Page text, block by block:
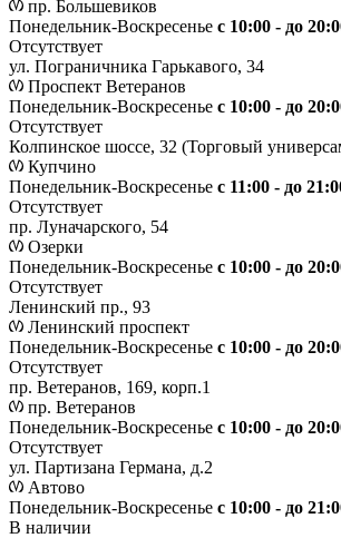
пр. Большевиков
Понедельник-Воскресенье с 10:00 - до
Отсутствует
ул. Пограничника Гарькавого, 34
Проспект Ветеранов
Понедельник-Воскресенье с 10:00 - до
Отсутствует
Колпинское шоссе, 32 (Торговый
Купчино
Понедельник-Воскресенье с 11:00 - до
Отсутствует
пр. Луначарского, 54
Озерки
Понедельник-Воскресенье с 10:00 - до
Отсутствует
Ленинский пр., 93
Ленинский проспект
Понедельник-Воскресенье с 10:00 - до
Отсутствует
пр. Ветеранов, 169, корп.1
пр. Ветеранов
Понедельник-Воскресенье с 10:00 - до
Отсутствует
ул. Партизана Германа, д.2
Автово
Понедельник-Воскресенье с 10:00 - до
В наличии